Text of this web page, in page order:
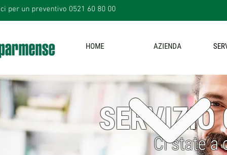
per un preventivo 0521 60 80 00
HOME AZIENDA
SERVIZIO
Ci state a